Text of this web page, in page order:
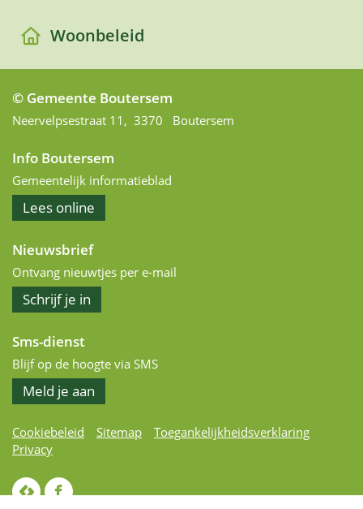
Woonbeleid
© Gemeente Boutersem
Adres
Neervelpsestraat 11 , 3370 Boutersem
Info Boutersem
Gemeentelijk informatieblad
Lees het
informatieblad
online
Nieuwsbrief
Ontvang nieuwtjes per e-mail
Schrijf je in
de
Sms-dienst
Blijf op de hoogte via SMS
Meld je aan
Cookiebeleid Sitemap
Toegankelijkheidsverklaring
Privacy
lcp.nvVolg